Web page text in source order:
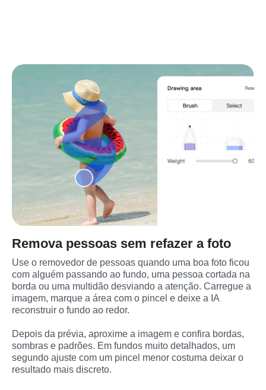
Remova pessoas sem refazer a foto
Use o removedor de pessoas quando uma boa foto ficou
com alguém passando ao fundo, uma pessoa cortada na
borda ou uma multidão desviando a atenção. Carregue a
imagem, marque a área com o pincel e deixe a IA
reconstruir o fundo ao redor.
Depois da prévia, aproxime a imagem e confira bordas,
sombras e padrões. Em fundos muito detalhados, um
segundo ajuste com um pincel menor costuma deixar o
resultado mais discreto.